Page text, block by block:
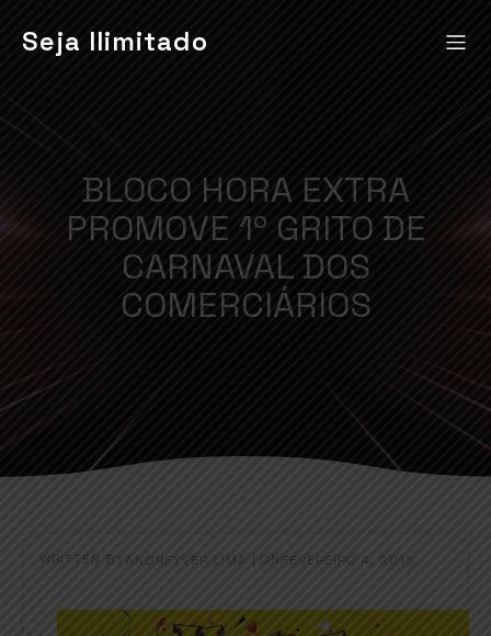
Seja Ilimitado
BLOCO HORA EXTRA
PROMOVE 1º GRITO DE
CARNAVAL DOS
COMERCIÁRIOS
WRITTEN BY ANDREYVER LIMA ON FEVEREIRO 4, 2015